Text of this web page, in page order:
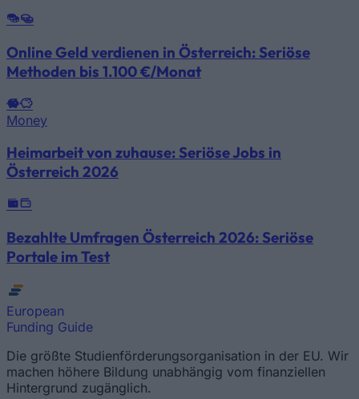
Online Geld verdienen in Österreich: Seriöse
Methoden bis 1.100 €/Monat
Money
Heimarbeit von zuhause: Seriöse Jobs in
Österreich 2026
Bezahlte Umfragen Österreich 2026: Seriöse
Portale im Test
European
Funding Guide
Die größte Studienförderungsorganisation in der EU. Wir
machen höhere Bildung unabhängig vom finanziellen
Hintergrund zugänglich.